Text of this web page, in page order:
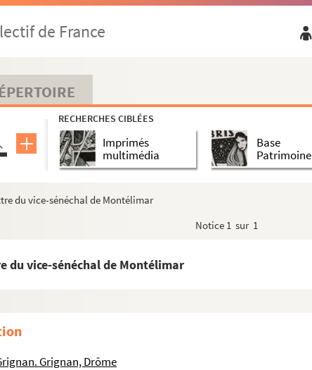
de France
RECHERCHES CIBLÉES
Imprimés
multimédia
Base
Patrimoine
du vice-sénéchal de Montélimar
Notice 1 sur 1
du vice-sénéchal de Montélimar
Grignan, Drôme